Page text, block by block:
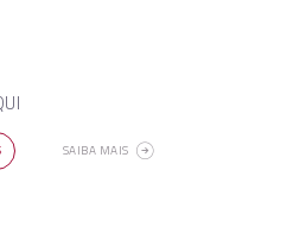
SAIBA MAIS